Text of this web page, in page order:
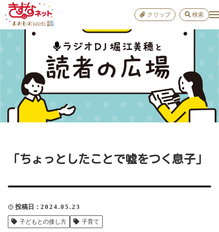
「ちょっとしたことで嘘をつく息子」
投稿日 2024.05.23
子どもとの接し方 子育て
クリップ 検索
おすすめ
進路